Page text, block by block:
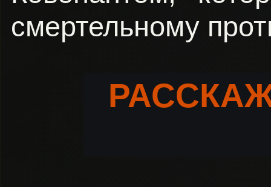
смертельному